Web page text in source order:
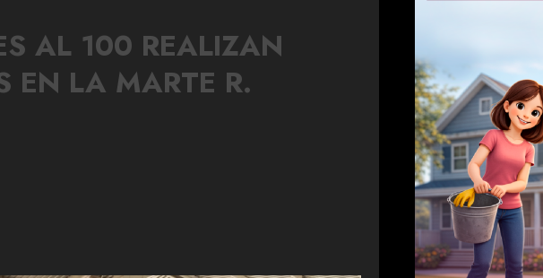
AL 100 REALIZAN
EN LA MARTE R.